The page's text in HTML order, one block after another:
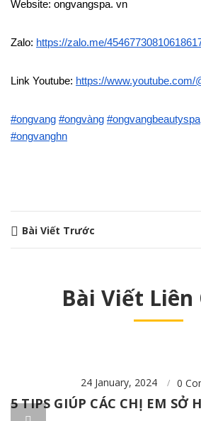
Website: ongvangspa. vn
Zalo: https://zalo.me/
Link Youtube: https://www.youtube.com/
#ongvang #ongvàng #ongvangbeautyspa
#ongvanghn
Bài Viết Trước
Bài Viết Liên
24 January, 2024 0
5 TIPS GIÚP CÁC CHỊ EM SỞ